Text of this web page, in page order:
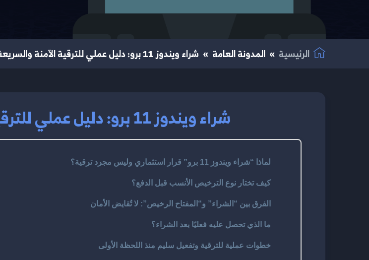
الرئيسية المدونة العامة شراء ويندوز 11 برو: دليل عملي للترقية الآمنة والسريعة 2025
شراء ويندوز 11 برو: دليل عملي للترقية الآمنة والسريعة 2025
لماذا “شراء ويندوز 11 برو” قرار استثماري وليس مجرد ترقية؟
كيف تختار نوع الترخيص الأنسب قبل الدفع؟
الفرق بين “الشراء” و“المفتاح الرخيص”: لا تُقايض الأمان
ما الذي تحصل عليه فعليًا بعد الشراء؟
خطوات عملية للترقية وتفعيل سليم منذ اللحظة الأولى